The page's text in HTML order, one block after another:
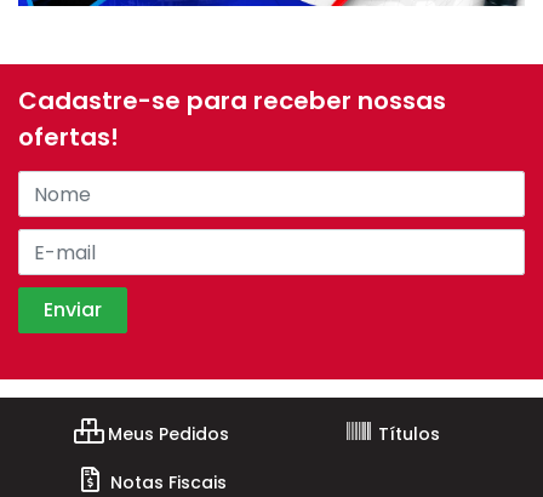
Cadastre-se para receber nossas
ofertas!
Meus Pedidos
Títulos
Notas Fiscais